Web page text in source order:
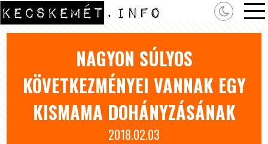
NAGYON SÚLYOS
KÖVETKEZMÉNYEI VANNAK EGY
KISMAMA DOHÁNYZÁSÁNAK
2018.02.03